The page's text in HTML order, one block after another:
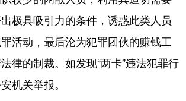
极具吸引力的条件，诱惑此类人员
活动，最后沦为犯罪团伙的赚钱工
律的制裁。如发现“两卡”违法犯罪行
机关举报。